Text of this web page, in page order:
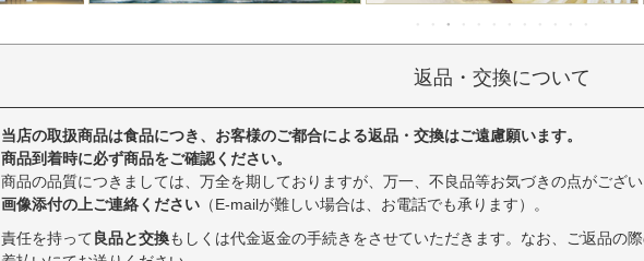
返品・交換について
当店の取扱商品は食品につき、お客様のご都合による返品・交換はご遠慮願います。
商品到着時に必ず商品をご確認ください。
商品の品質につきましては、万全を期しておりますが、万一、不良品等お気づきの点がござい
画像添付の上ご連絡ください （E-mailが難しい場合は、お電話でも承ります）。
責任を持って 良品と交換もしくは代金返金の手続きをさせていただきます。なお、ご返品の